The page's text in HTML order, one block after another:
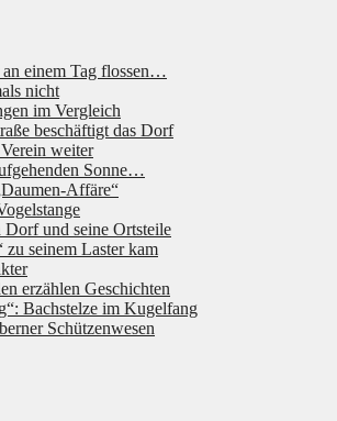
einem Tag flossen…
nicht
im Vergleich
beschäftigt das Dorf
weiter
Sonne…
Affäre“
und seine Ortsteile
zu seinem Laster kam
erzählen Geschichten
Bachstelze im Kugelfang
Schützenwesen